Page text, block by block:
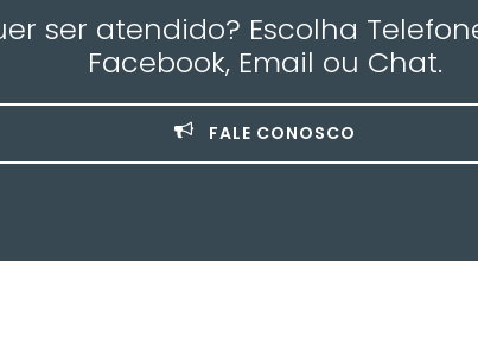
ser atendido? Escolha
Facebook, Email ou Chat.
FALE CONOSCO